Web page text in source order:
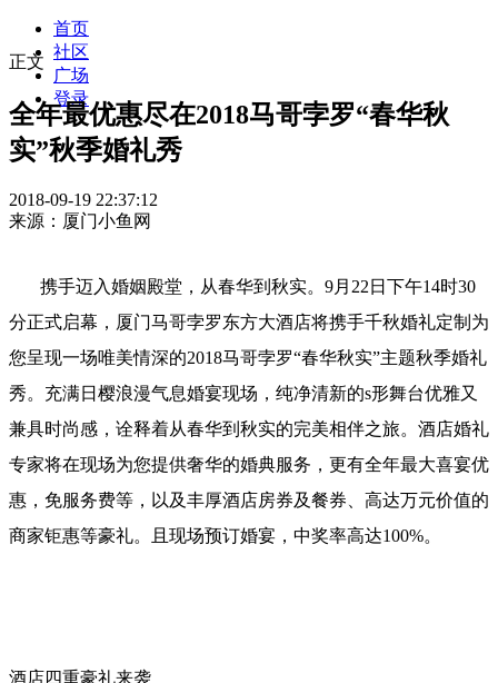
首页
社区
广场
登录
正文
全年最优惠尽在2018马哥孛罗“春华秋
实”秋季婚礼秀
2018-09-19 22:37:12
来源：厦门小鱼网
携手迈入婚姻殿堂，从春华到秋实。9月22日下午14时30
分正式启幕，厦门马哥孛罗东方大酒店将携手千秋婚礼定制为
您呈现一场唯美情深的2018马哥孛罗“春华秋实”主题秋季婚礼
秀。充满日樱浪漫气息婚宴现场，纯净清新的s形舞台优雅又
兼具时尚感，诠释着从春华到秋实的完美相伴之旅。酒店婚礼
专家将在现场为您提供奢华的婚典服务，更有全年最大喜宴优
惠，免服务费等，以及丰厚酒店房券及餐券、高达万元价值的
商家钜惠等豪礼。且现场预订婚宴，中奖率高达100%。
酒店四重豪礼来袭